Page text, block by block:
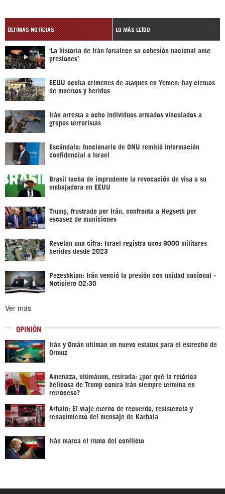
ÚLTIMAS NOTICIAS LO MÁS LEÍDO
‘La historia de Irán fortalece su cohesión nacional ante
presiones’
EEUU oculta crímenes de ataques en Yemen: hay cientos
de muertos y heridos
Irán arresta a ocho individuos armados vinculados a
grupos terroristas
Escándalo: funcionario de ONU remitió información
confidencial a Israel
Brasil tacha de imprudente la revocación de visa a su
embajadora en EEUU
Trump, frustrado por Irán, confronta a Hegseth por
escasez de municiones
Revelan una cifra: Israel registra unos 9000 militares
heridos desde 2023
Pezeshkian: Irán venció la presión con unidad nacional -
Noticiero 02:30
Ver más
OPINIÓN
Irán y Omán ultiman un nuevo estatus para el estrecho de
Ormuz
Amenaza, ultimátum, retirada: ¿por qué la retórica
belicosa de Trump contra Irán siempre termina en
retroceso?
Arbaín: El viaje eterno de recuerdo, resistencia y
renacimiento del mensaje de Karbala
Irán marca el ritmo del conflicto